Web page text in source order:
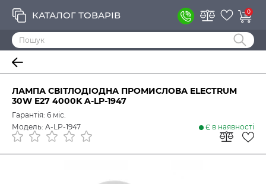
КАТАЛОГ ТОВАРІВ 0
ЛАМПА СВІТЛОДІОДНА ПРОМИСЛОВА ELECTRUM
30W E27 4000K A-LP-1947
Гарантія: 6 міс.
Модель: A-LP-1947
Є в наявності